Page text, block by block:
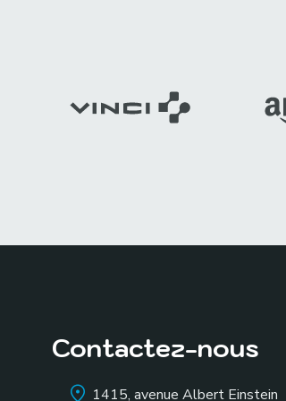
Contactez-nous
1415, avenue Albert Einstein